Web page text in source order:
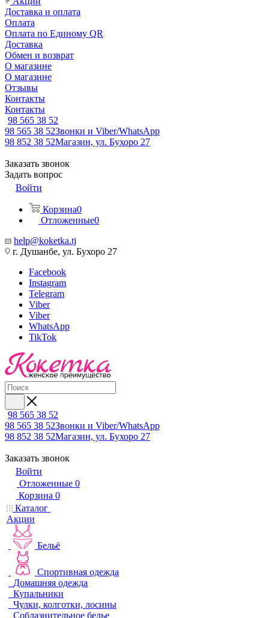
Доставка и оплата
Оплата
Оплата по Единому QR
Доставка
Обмен и возврат
О магазине
О магазине
Отзывы
Контакты
Контакты
98 565 38 52
98 565 38 52Звонки и Viber/WhatsApp
98 852 38 52Магазин, ул. Бухоро 27
Заказать звонок
Задать вопрос
Войти
Корзина0
Отложенные0
help@koketka.tj
г. Душанбе, ул. Бухоро 27
Facebook
Instagram
Telegram
Viber
Viber
WhatsApp
TikTok
98 565 38 52
98 565 38 52Звонки и Viber/WhatsApp
98 852 38 52Магазин, ул. Бухоро 27
Заказать звонок
Войти
Отложенные 0
Корзина 0
Каталог
Акции
Бельё
Спортивная одежда
Домашняя одежда
Купальники
Чулки, колготки, лосины
Соблазнительное белье